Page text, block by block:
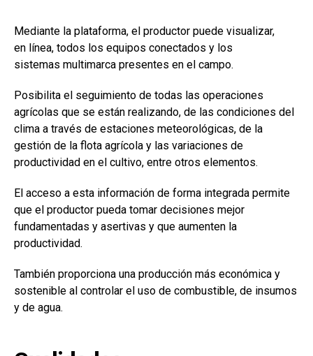
Mediante la plataforma, el productor puede visualizar,
en línea, todos los equipos conectados y los
sistemas multimarca presentes en el campo.
Posibilita el seguimiento de todas las operaciones
agrícolas que se están realizando, de las condiciones del
clima a través de estaciones meteorológicas, de la
gestión de la flota agrícola y las variaciones de
productividad en el cultivo, entre otros elementos.
El acceso a esta información de forma integrada permite
que el productor pueda tomar decisiones mejor
fundamentadas y asertivas y que aumenten la
productividad.
También proporciona una producción más económica y
sostenible al controlar el uso de combustible, de insumos
y de agua.